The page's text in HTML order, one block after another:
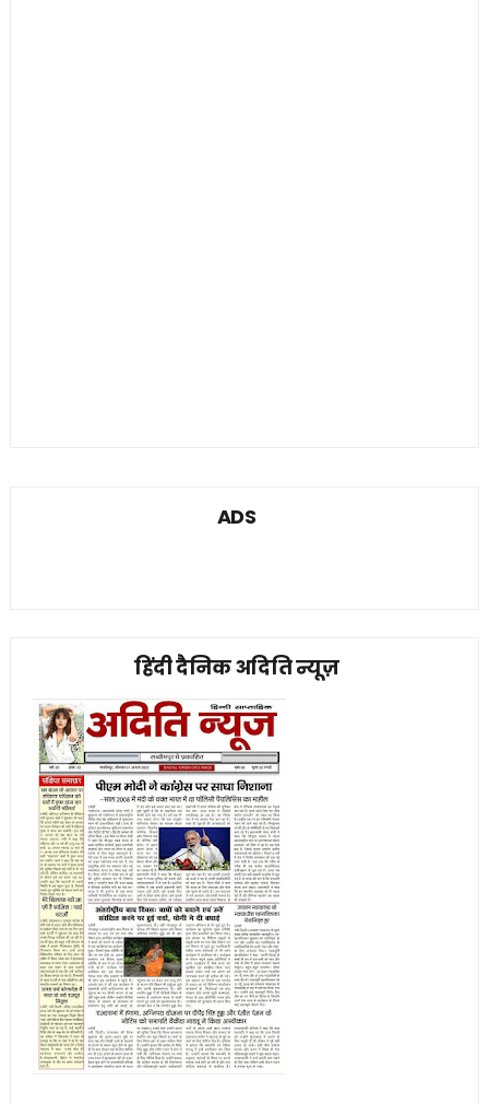
ADS
हिंदी दैनिक अदिति न्यूज़